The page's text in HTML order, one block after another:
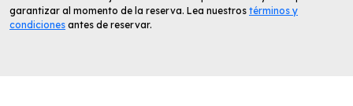
garantizar al momento de la reserva. Lea nuestros términos y
condiciones antes de reservar.